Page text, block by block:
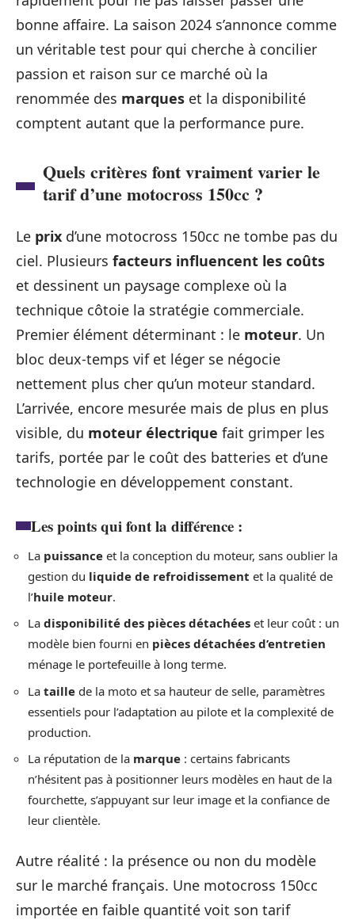
bonne affaire. La saison 2024 s’annonce comme
un véritable test pour qui cherche à concilier
passion et raison sur ce marché où la
renommée des marques et la disponibilité
comptent autant que la performance pure.
Quels critères font vraiment varier le
tarif d’une motocross 150cc ?
Le prix d’une motocross 150cc ne tombe pas du
ciel. Plusieurs facteurs influencent les coûts
et dessinent un paysage complexe où la
technique côtoie la stratégie commerciale.
Premier élément déterminant : le moteur. Un
bloc deux-temps vif et léger se négocie
nettement plus cher qu’un moteur standard.
L’arrivée, encore mesurée mais de plus en plus
visible, du moteur électrique fait grimper les
tarifs, portée par le coût des batteries et d’une
technologie en développement constant.
Les points qui font la différence :
La puissance et la conception du moteur, sans oublier la
gestion du liquide de refroidissement et la qualité de
l’huile moteur.
La disponibilité des pièces détachées et leur coût : un
modèle bien fourni en pièces détachées d’entretien
ménage le portefeuille à long terme.
La taille de la moto et sa hauteur de selle, paramètres
essentiels pour l’adaptation au pilote et la complexité de
production.
La réputation de la marque : certains fabricants
n’hésitent pas à positionner leurs modèles en haut de la
fourchette, s’appuyant sur leur image et la confiance de
leur clientèle.
Autre réalité : la présence ou non du modèle
sur le marché français. Une motocross 150cc
importée en faible quantité voit son tarif